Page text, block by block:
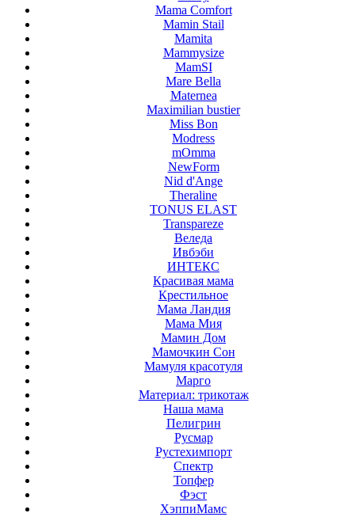
Mama Comfort
Mamin Stail
Mamita
Mammysize
MamSI
Mare Bella
Maternea
Maximilian bustier
Miss Bon
Modress
mOmma
NewForm
Nid d'Ange
Theraline
TONUS ELAST
Transpareze
Веледа
Ивбэби
ИНТЕКС
Красивая мама
Крестильное
Мама Ландия
Мама Мия
Мамин Дом
Мамочкин Сон
Мамуля красотуля
Марго
Материал: трикотаж
Наша мама
Пелигрин
Русмар
Рустехимпорт
Спектр
Топфер
Фэст
ХэппиМамс